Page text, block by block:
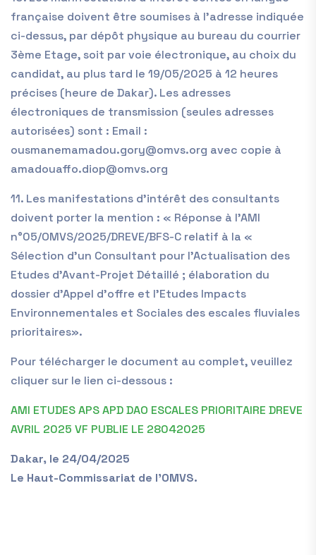
française doivent être soumises à l’adresse indiquée
ci-dessus, par dépôt physique au bureau du courrier
3ème Etage, soit par voie électronique, au choix du
candidat, au plus tard le 19/05/2025 à 12 heures
précises (heure de Dakar). Les adresses
électroniques de transmission (seules adresses
autorisées) sont : Email :
ousmanemamadou.gory@omvs.org avec copie à
amadouaffo.diop@omvs.org
11. Les manifestations d’intérêt des consultants
doivent porter la mention : « Réponse à l’AMI
n°05/OMVS/2025/DREVE/BFS-C relatif à la «
Sélection d’un Consultant pour l’Actualisation des
Etudes d’Avant-Projet Détaillé ; élaboration du
dossier d’Appel d’offre et l’Etudes Impacts
Environnementales et Sociales des escales fluviales
prioritaires».
Pour télécharger le document au complet, veuillez
cliquer sur le lien ci-dessous :
AMI ETUDES APS APD DAO ESCALES PRIORITAIRE DREVE
AVRIL 2025 VF PUBLIE LE 28042025
Dakar, le 24/04/2025
Le Haut-Commissariat de l’OMVS.